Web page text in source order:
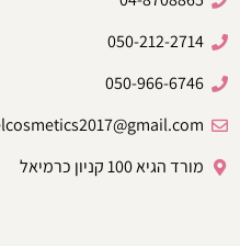
050-212-2714
050-966-6746
מורד הגיא 100 קניון כרמיאל